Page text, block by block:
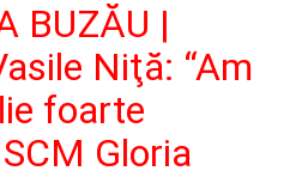
BUZĂU |
Niţă: “Am
foarte
Gloria